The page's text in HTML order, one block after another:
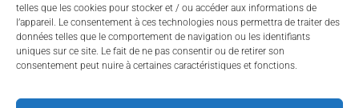
telles que les cookies pour stocker et / ou accéder aux informations de
l’appareil. Le consentement à ces technologies nous permettra de traiter des
données telles que le comportement de navigation ou les identifiants
uniques sur ce site. Le fait de ne pas consentir ou de retirer son
consentement peut nuire à certaines caractéristiques et fonctions.
Voir aussi
Assurance véhicule
Circulation à trottinette électrique, rollers ou